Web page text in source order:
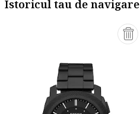
Istoricul tau de navigare